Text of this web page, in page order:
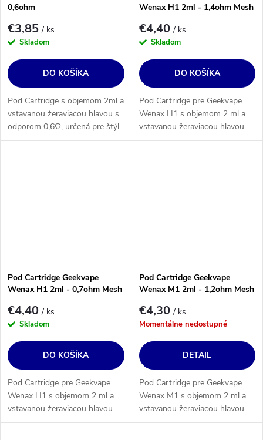
0,6ohm
€3,85/ ks
Skladom
DO KOŠÍKA
Pod Cartridge s objemom 2ml a
vstavanou žeraviacou hlavou s
odporom 0,6Ω, určená pre štýl
vapovania utiahnutého DL
Wenax H1 2ml - 1,4ohm Mesh
€4,40/ ks
Skladom
DO KOŠÍKA
Pod Cartridge pre Geekvape
Wenax H1 s objemom 2 ml a
vstavanou žeraviacou hlavou
typu Mesh s odporom 1,4Ω.
Pod Cartridge Geekvape
Wenax H1 2ml - 0,7ohm Mesh
€4,40/ ks
Skladom
DO KOŠÍKA
Pod Cartridge pre Geekvape
Wenax H1 s objemom 2 ml a
vstavanou žeraviacou hlavou
typu Mesh s odporom 0,7Ω.
Pod Cartridge Geekvape
Wenax M1 2ml - 1,2ohm Mesh
€4,30/ ks
Momentálne nedostupné
DETAIL
Pod Cartridge pre Geekvape
Wenax M1 s objemom 2 ml a
vstavanou žeraviacou hlavou
Mesh s odporom 1,2Ω. Štýl